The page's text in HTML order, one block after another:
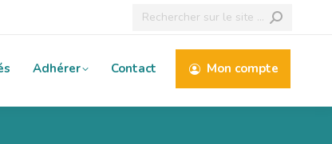
Recherche
Adhérer Contact Mon compte